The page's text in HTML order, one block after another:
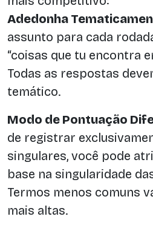
Adedonha
assunto para cada
“coisas que tu encontra
Todas as respostas
temático.
Modo de Pontuação
de registrar
singulares, você pode
base na singularidade
Termos menos comuns
mais altas.